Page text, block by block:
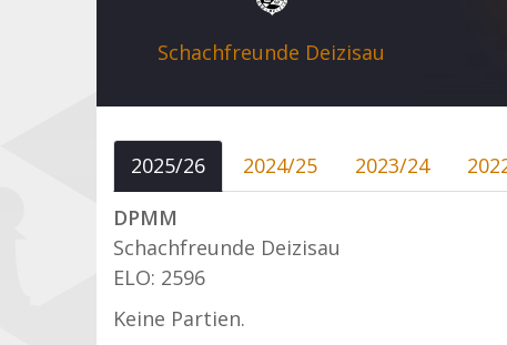
Schachfreunde Deizisau
2025/26 2024/25 2023/24
DPMM
Schachfreunde Deizisau
ELO: 2596
Keine Partien.